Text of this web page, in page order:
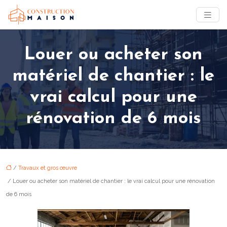
Louer ou acheter son
matériel de chantier : le
vrai calcul pour une
rénovation de 6 mois
/ Travaux et gros œuvre
/ Louer ou acheter son matériel de chantier : le vrai calcul pour une rénovation
de 6 mois